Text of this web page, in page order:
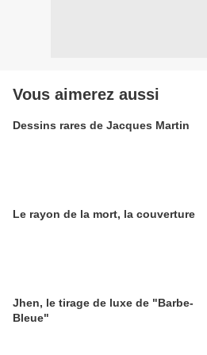
Vous aimerez aussi
Dessins rares de Jacques Martin
Le rayon de la mort, la couverture
Jhen, le tirage de luxe de "Barbe-
Bleue"